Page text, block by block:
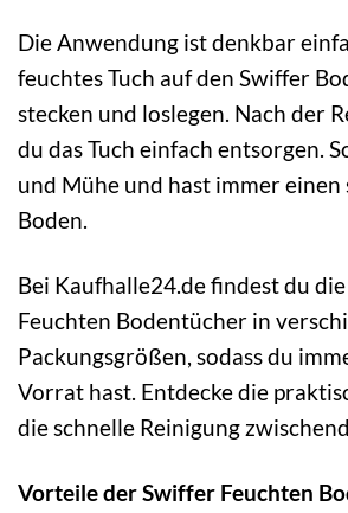
Die Anwendung ist denkbar
feuchtes Tuch auf den Swiffer
stecken und loslegen. Nach der
du das Tuch einfach entsorgen.
und Mühe und hast immer einen
Boden.
Bei Kaufhalle24.de findest du
Feuchten Bodentücher in
Packungsgrößen, sodass du
Vorrat hast. Entdecke die
die schnelle Reinigung
Vorteile der Swiffer Feuchten